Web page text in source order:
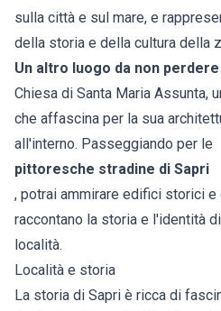
sulla città e sul mare, e
della storia e della cultura della
Un altro luogo da non
Chiesa di Santa Maria Assunta,
che affascina per la sua
all'interno. Passeggiando per le
pittoresche stradine di Sapri
, potrai ammirare edifici storici
raccontano la storia e l'identità
località.
Località e storia
La storia di Sapri è ricca di